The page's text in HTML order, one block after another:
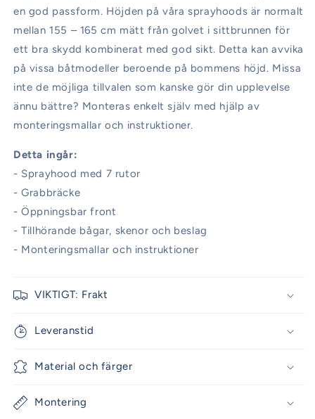
en god passform. Höjden på våra sprayhoods är normalt
mellan 155 – 165 cm mätt från golvet i sittbrunnen för
ett bra skydd kombinerat med god sikt. Detta kan avvika
på vissa båtmodeller beroende på bommens höjd. Missa
inte de möjliga tillvalen som kanske gör din upplevelse
ännu bättre? Monteras enkelt själv med hjälp av
monteringsmallar och instruktioner.
Detta ingår:
- Sprayhood med 7 rutor
- Grabbräcke
- Öppningsbar front
- Tillhörande bågar, skenor och beslag
- Monteringsmallar och instruktioner
VIKTIGT: Frakt
Leveranstid
Material och färger
Montering